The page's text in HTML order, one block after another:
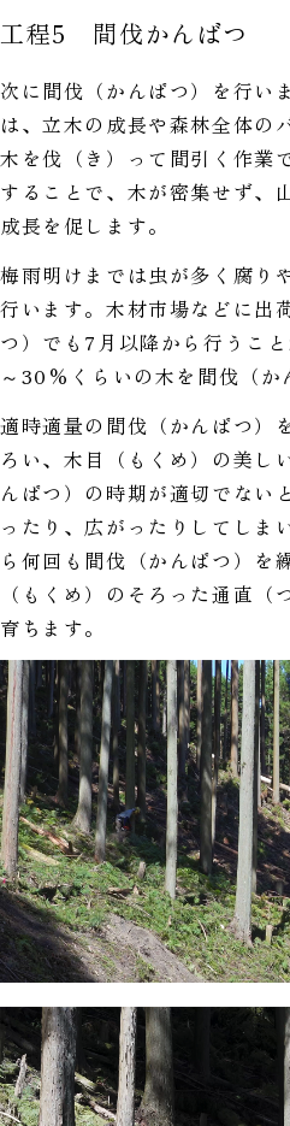
工程5 間伐かんばつ
次に間伐（かんばつ）を行い
は、立木の成長や森林全体の
木を伐（き）って間引く作業
することで、木が密集せず、
成長を促します。
梅雨明けまでは虫が多く腐り
行います。木材市場などに出
つ）でも7月以降から行うこ
～30%くらいの木を間伐（か
適時適量の間伐（かんばつ）
ろい、木目（もくめ）の美し
んばつ）の時期が適切でない
ったり、広がったりしてしま
ら何回も間伐（かんばつ）を
（もくめ）のそろった通直
育ちます。